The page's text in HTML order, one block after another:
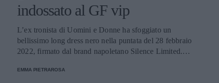
indossato al GF vip
L’ex tronista di Uomini e Donne ha sfoggiato un
bellissimo long dress nero nella puntata del 28 febbraio
2022, firmato dal brand napoletano Silence Limited.
EMMA PIETRAROSA